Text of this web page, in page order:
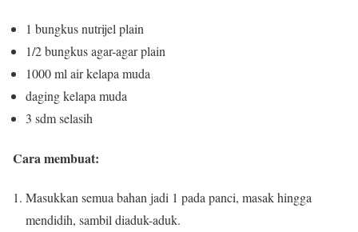
1 bungkus nutrijel plain
1/2 bungkus agar-agar plain
1000 ml air kelapa muda
daging kelapa muda
3 sdm selasih
Cara membuat:
Masukkan semua bahan jadi 1 pada panci, masak hingga
mendidih, sambil diaduk-aduk.